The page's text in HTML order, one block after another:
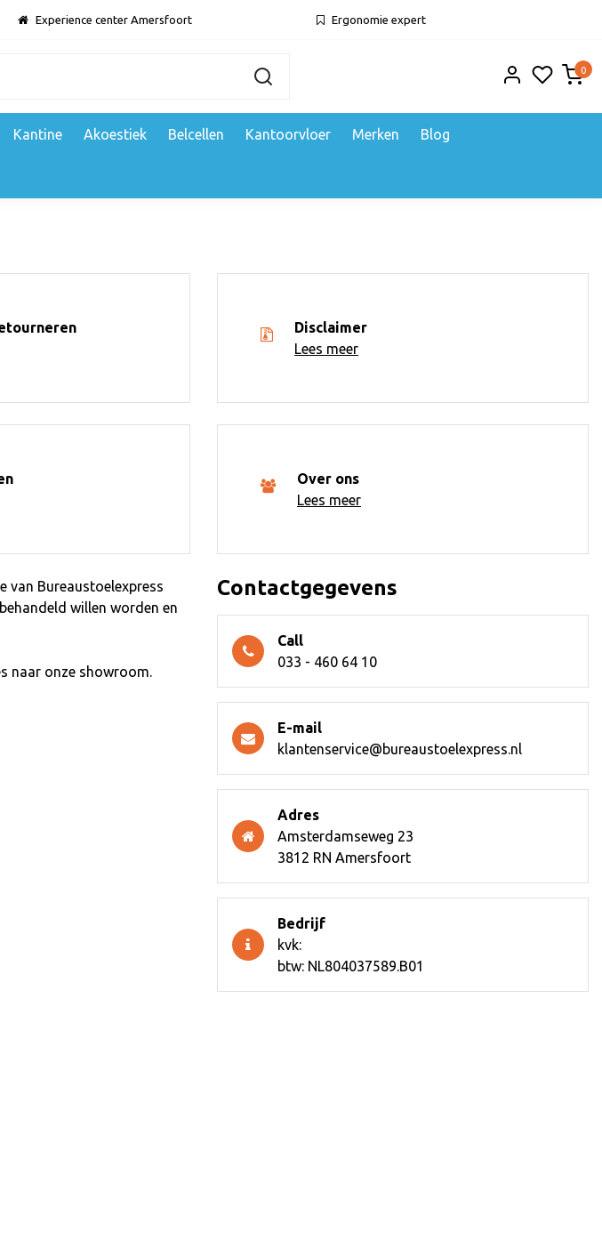
Experience center Amersfoort Ergonomie expert
0
Kantine Akoestiek Belcellen Kantoorvloer Merken Blog
Disclaimer
Lees meer
Over ons
Lees meer
van Bureaustoelexpress
willen worden en
naar onze showroom.
Contactgegevens
Call
033 - 460 64 10
E-mail
klantenservice@bureaustoelexpress.nl
Adres
Amsterdamseweg 23
3812 RN Amersfoort
Bedrijf
kvk:
btw: NL804037589.B01